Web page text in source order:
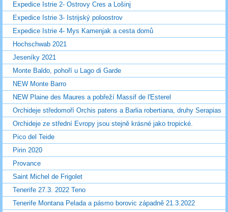
Expedice Istrie 2- Ostrovy Cres a Lošinj
Expedice Istrie 3- Istrijský poloostrov
Expedice Istrie 4- Mys Kamenjak a cesta domů
Hochschwab 2021
Jeseníky 2021
Monte Baldo, pohoří u Lago di Garde
NEW Monte Barro
NEW Plaine des Maures a pobřeží Massif de l'Esterel
Orchideje středomoří Orchis patens a Barlia robertiana, druhy Serapias
Orchideje ze střední Evropy jsou stejně krásné jako tropické.
Pico del Teide
Pirin 2020
Provance
Saint Michel de Frigolet
Tenerife 27.3. 2022 Teno
Tenerife Montana Pelada a pásmo borovic západně 21.3.2022